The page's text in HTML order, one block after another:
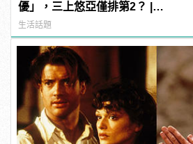
優」，三上悠亞僅排第2？ |
manfashion這樣變型男
生活話題